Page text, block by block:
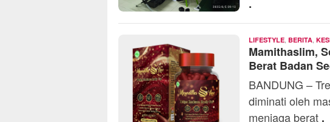
.
LIFESTYLE, BERITA,
Mamithaslim,
Berat Badan
BANDUNG –
diminati oleh